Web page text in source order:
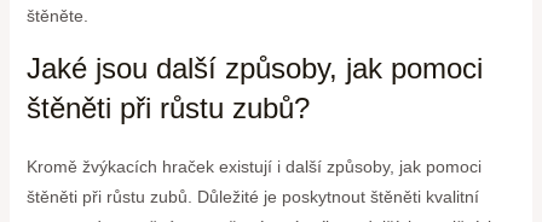
štěněte.
Jaké jsou další způsoby, jak pomoci
štěněti při růstu zubů?
Kromě žvýkacích hraček existují i další způsoby, jak pomoci
štěněti při růstu zubů. Důležité je poskytnout štěněti kvalitní